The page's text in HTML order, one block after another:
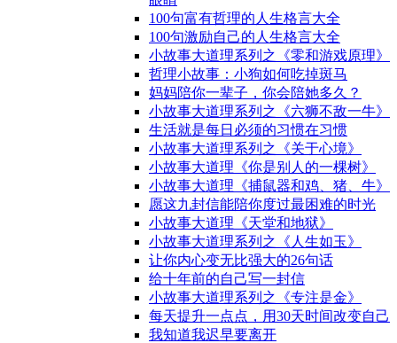
100句富有哲理的人生格言大全
100句激励自己的人生格言大全
小故事大道理系列之《零和游戏原理》
哲理小故事：小狗如何吃掉斑马
妈妈陪你一辈子，你会陪她多久？
小故事大道理系列之《六狮不敌一牛》
生活就是每日必须的习惯在习惯
小故事大道理系列之《关于心境》
小故事大道理《你是别人的一棵树》
小故事大道理《捕鼠器和鸡、猪、牛》
愿这九封信能陪你度过最困难的时光
小故事大道理《天堂和地狱》
小故事大道理系列之《人生如玉》
让你内心变无比强大的26句话
给十年前的自己写一封信
小故事大道理系列之《专注是金》
每天提升一点点，用30天时间改变自己
我知道我迟早要离开